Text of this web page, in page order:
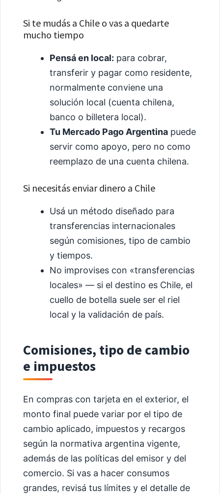
Si te mudás a Chile o vas a quedarte
mucho tiempo
Pensá en local: para cobrar,
transferir y pagar como residente,
normalmente conviene una
solución local (cuenta chilena,
banco o billetera local).
Tu Mercado Pago Argentina puede
servir como apoyo, pero no como
reemplazo de una cuenta chilena.
Si necesitás enviar dinero a Chile
Usá un método diseñado para
transferencias internacionales
según comisiones, tipo de cambio
y tiempos.
No improvises con «transferencias
locales» — si el destino es Chile, el
cuello de botella suele ser el riel
local y la validación de país.
Comisiones, tipo de cambio
e impuestos
En compras con tarjeta en el exterior, el
monto final puede variar por el tipo de
cambio aplicado, impuestos y recargos
según la normativa argentina vigente,
además de las políticas del emisor y del
comercio. Si vas a hacer consumos
grandes, revisá tus límites y el detalle de